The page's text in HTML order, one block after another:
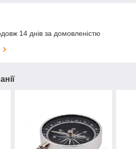
14 днів за домовленістю